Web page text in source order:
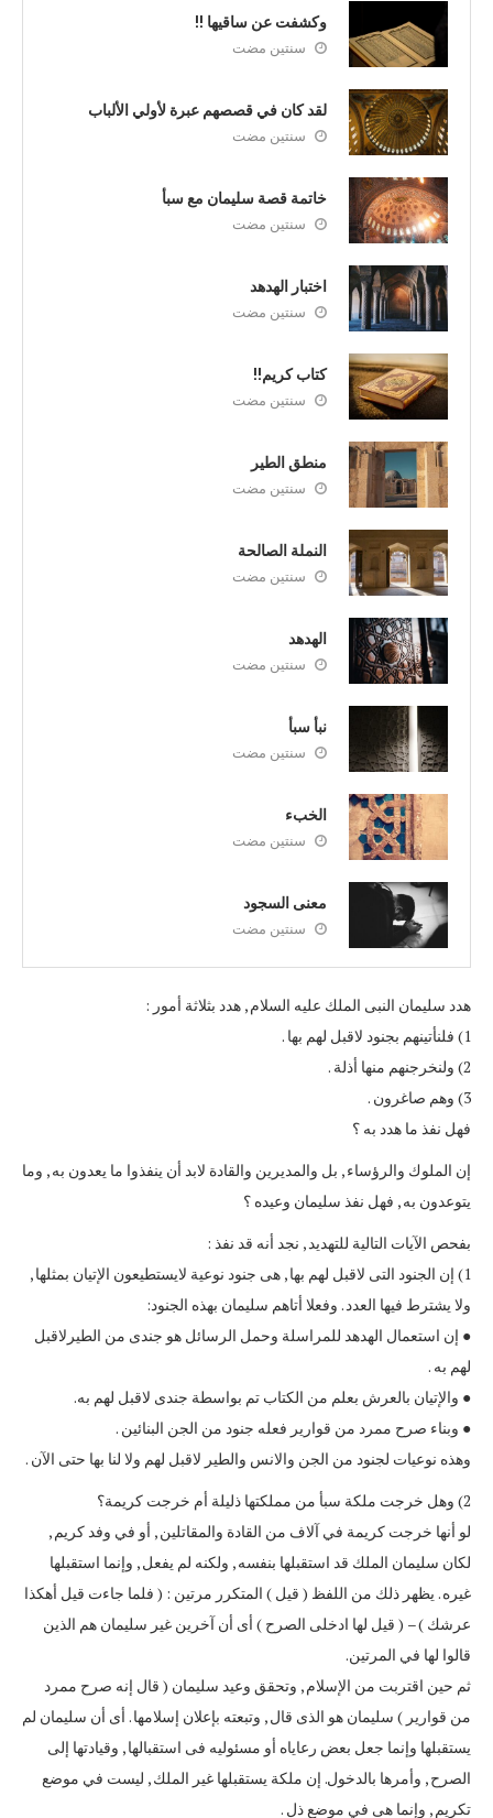
وكشفت عن ساقيها !!
سنتين مضت
لقد كان في قصصهم عبرة لأولي الألباب
سنتين مضت
خاتمة قصة سليمان مع سبأ
سنتين مضت
اختبار الهدهد
سنتين مضت
كتاب كريم!!
سنتين مضت
منطق الطير
سنتين مضت
النملة الصالحة
سنتين مضت
الهدهد
سنتين مضت
نبأ سبأ
سنتين مضت
الخبء
سنتين مضت
معنى السجود
سنتين مضت
هدد سليمان النبى الملك عليه السلام , هدد بثلاثة أمور :
1) فلنأتينهم بجنود لاقبل لهم بها .
2) ولنخرجنهم منها أذلة .
3) وهم صاغرون .
فهل نفذ ما هدد به ؟
إن الملوك والرؤساء , بل والمديرين والقادة لابد أن ينفذوا ما يعدون به , وما
يتوعدون به , فهل نفذ سليمان وعيده ؟
بفحص الآيات التالية للتهديد , نجد أنه قد نفذ :
1) إن الجنود التى لاقبل لهم بها , هى جنود نوعية لايستطيعون الإتيان بمثلها ,
ولا يشترط فيها العدد . وفعلا أتاهم سليمان بهذه الجنود:
● إن استعمال الهدهد للمراسلة وحمل الرسائل هو جندى من الطيرلاقبل
لهم به .
● والإتيان بالعرش بعلم من الكتاب تم بواسطة جندى لاقبل لهم به.
● وبناء صرح ممرد من قوارير فعله جنود من الجن البنائين .
وهذه نوعيات لجنود من الجن والانس والطير لاقبل لهم ولا لنا بها حتى الآن .
2) وهل خرجت ملكة سبأ من مملكتها ذليلة أم خرجت كريمة؟
لو أنها خرجت كريمة في آلاف من القادة والمقاتلين , أو في وفد كريم ,
لكان سليمان الملك قد استقبلها بنفسه , ولكنه لم يفعل , وإنما استقبلها
غيره . يظهر ذلك من اللفظ ( قيل ) المتكرر مرتين : ( فلما جاءت قيل أهكذا
عرشك ) – ( قيل لها ادخلى الصرح ) أى أن آخرين غير سليمان هم الذين
قالوا لها في المرتين.
ثم حين اقتربت من الإسلام , وتحقق وعيد سليمان ( قال إنه صرح ممرد
من قوارير ) سليمان هو الذى قال , وتبعته بإعلان إسلامها . أى أن سليمان لم
يستقبلها وإنما جعل بعض رعاياه أو مسئوليه فى استقبالها , وقيادتها إلى
الصرح , وأمرها بالدخول. إن ملكة يستقبلها غير الملك , ليست في موضع
تكريم , وإنما هى في موضع ذل .